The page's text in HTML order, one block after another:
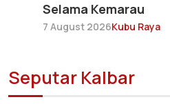
Selama Kemarau
7 August 2026Kubu Raya
Seputar Kalbar